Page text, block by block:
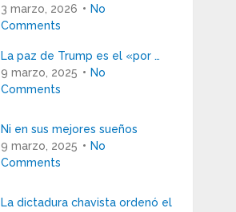
3 marzo, 2026
No
Comments
La paz de Trump es el «por …
9 marzo, 2025
No
Comments
Ni en sus mejores sueños
9 marzo, 2025
No
Comments
La dictadura chavista ordenó el